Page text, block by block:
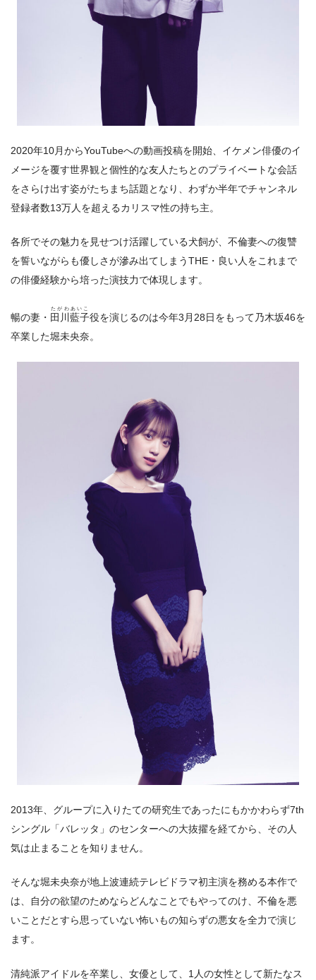
2020年10月からYouTubeへの動画投稿を開始、イケメン俳優のイ
メージを覆す世界観と個性的な友人たちとのプライベートな会話
をさらけ出す姿がたちまち話題となり、わずか半年でチャンネル
登録者数13万人を超えるカリスマ性の持ち主。
各所でその魅力を見せつけ活躍している犬飼が、不倫妻への復讐
を誓いながらも優しさが滲み出てしまうTHE・良い人をこれまで
の俳優経験から培った演技力で体現します。
暢の妻・ 田川藍子
たがわあいこ
役を演じるのは今年3月28日をもって乃木坂46を
卒業した堀未央奈。
2013年、グループに入りたての研究生であったにもかかわらず7th
シングル「バレッタ」のセンターへの大抜擢を経てから、その人
気は止まることを知りません。
そんな堀未央奈が地上波連続テレビドラマ初主演を務める本作で
は、自分の欲望のためならどんなことでもやってのけ、不倫を悪
いことだとすら思っていない怖いもの知らずの悪女を全力で演じ
ます。
清純派アイドルを卒業し、女優として、1人の女性として新たなス